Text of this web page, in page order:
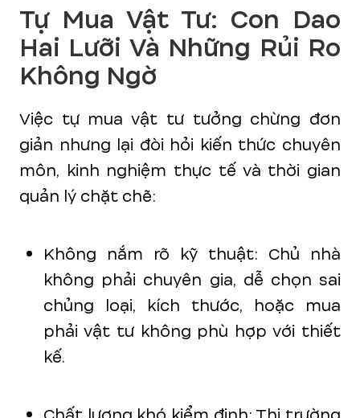
Tự Mua Vật Tư: Con Dao
Hai Lưỡi Và Những Rủi Ro
Không Ngờ
Việc tự mua vật tư tưởng chừng đơn
giản nhưng lại đòi hỏi kiến thức chuyên
môn, kinh nghiệm thực tế và thời gian
quản lý chặt chẽ:
Không nắm rõ kỹ thuật: Chủ nhà
không phải chuyên gia, dễ chọn sai
chủng loại, kích thước, hoặc mua
phải vật tư không phù hợp với thiết
kế.